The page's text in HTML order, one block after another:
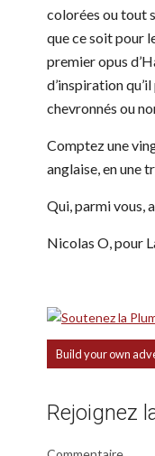
colorées ou tout
que ce soit pour
premier opus
d’inspiration
chevronnés ou
Comptez une
anglaise, en une
Qui, parmi vous,
Nicolas O, pour
Build your own
Rejoignez